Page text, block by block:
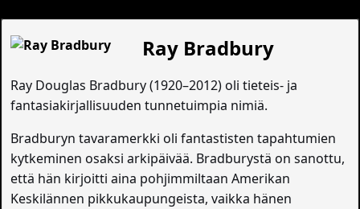
Ray Bradbury
Ray Douglas Bradbury (1920–2012) oli tieteis- ja
fantasiakirjallisuuden tunnetuimpia nimiä.
Bradburyn tavaramerkki oli fantastisten tapahtumien
kytkeminen osaksi arkipäivää. Bradburystä on sanottu,
että hän kirjoitti aina pohjimmiltaan Amerikan
Keskilännen pikkukaupungeista, vaikka hänen